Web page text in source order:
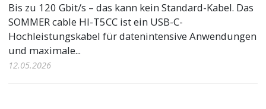
Bis zu 120 Gbit/s – das kann kein Standard-Kabel. Das
SOMMER cable HI-T5CC ist ein USB-C-
Hochleistungskabel für datenintensive Anwendungen
und maximale...
12.05.2026